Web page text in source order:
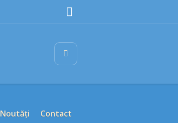
Noutăți Contact